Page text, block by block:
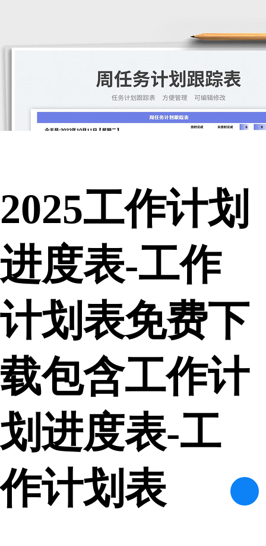
2025工作计划
进度表-工作
计划表免费下
载包含工作计
划进度表-工
作计划表